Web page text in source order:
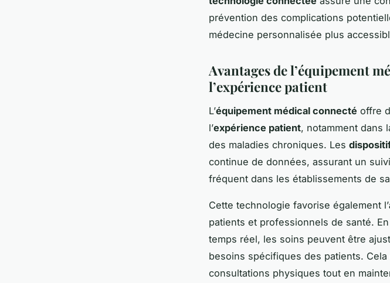
prévention des complications
médecine personnalisée plus
Avantages de l’équipement
l’expérience patient
L’équipement médical connecté offre
l’expérience patient, notamment dans
des maladies chroniques. Les
continue de données, assurant un
fréquent dans les établissements de
Cette technologie favorise également l’
patients et professionnels de santé.
temps réel, les soins peuvent être
besoins spécifiques des patients.
consultations physiques tout en